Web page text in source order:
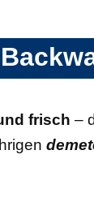
frisch –